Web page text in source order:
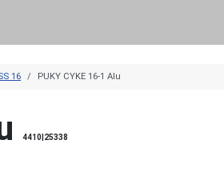
16 PUKY CYKE 16-1 Alu
4410|25338